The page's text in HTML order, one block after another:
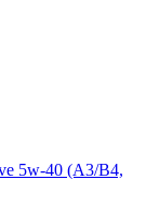
5w-40 (A3/B4,